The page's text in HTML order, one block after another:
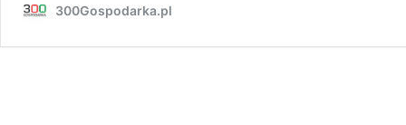
300Gospodarka.pl